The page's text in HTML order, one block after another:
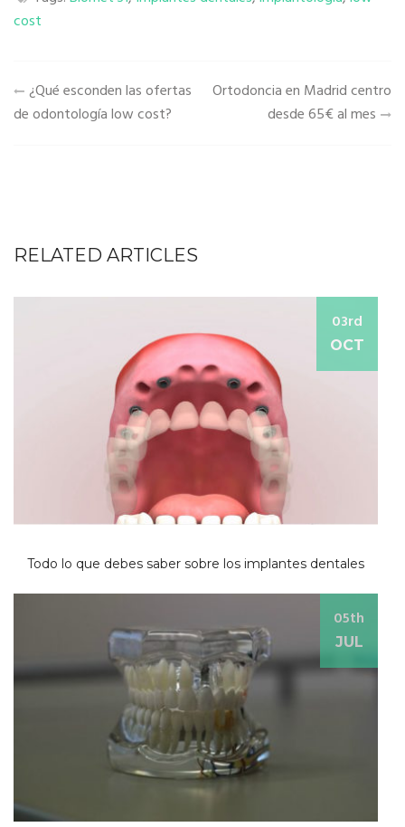
cost
Navegación
de
entradas
¿Qué esconden las ofertas
de odontología low cost?
Ortodoncia en Madrid centro
desde 65€ al mes
RELATED ARTICLES
03rd
OCT
Todo lo que debes saber sobre los implantes dentales
05th
JUL